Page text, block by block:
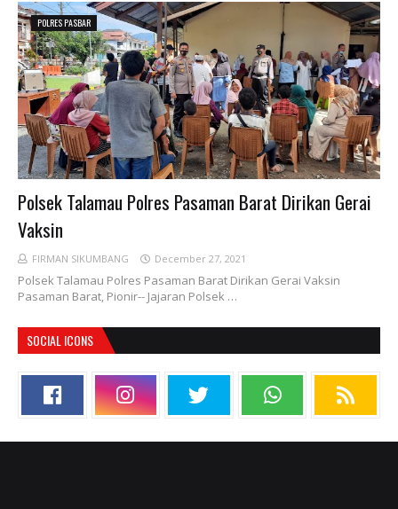
POLRES PASBAR
Polsek Talamau Polres Pasaman Barat Dirikan Gerai
Vaksin
FIRMAN SIKUMBANG December 27, 2021
Polsek Talamau Polres Pasaman Barat Dirikan Gerai Vaksin
Pasaman Barat, Pionir-- Jajaran Polsek …
SOCIAL ICONS